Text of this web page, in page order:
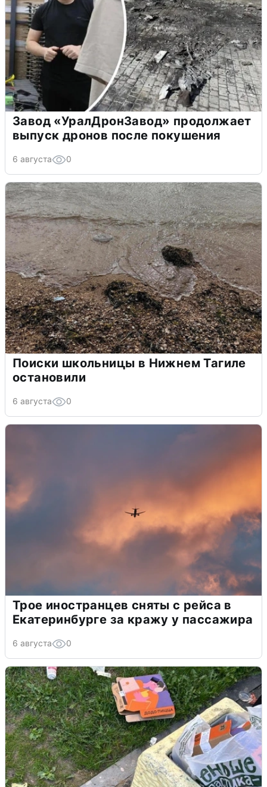
Завод «УралДронЗавод» продолжает
выпуск дронов после покушения
6 августа 0
Поиски школьницы в Нижнем Тагиле
остановили
6 августа 0
Трое иностранцев сняты с рейса в
Екатеринбурге за кражу у пассажира
6 августа 0